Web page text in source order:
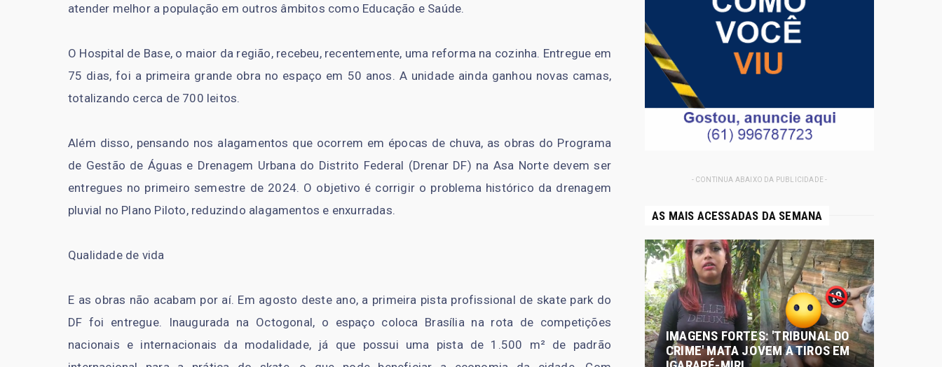
atender melhor a população em outros âmbitos como Educação e Saúde.
O Hospital de Base, o maior da região, recebeu, recentemente, uma reforma na cozinha. Entregue em
75 dias, foi a primeira grande obra no espaço em 50 anos. A unidade ainda ganhou novas camas,
totalizando cerca de 700 leitos.
Além disso, pensando nos alagamentos que ocorrem em épocas de chuva, as obras do Programa
de Gestão de Águas e Drenagem Urbana do Distrito Federal (Drenar DF) na Asa Norte devem ser
entregues no primeiro semestre de 2024. O objetivo é corrigir o problema histórico da drenagem
pluvial no Plano Piloto, reduzindo alagamentos e enxurradas.
Qualidade de vida
E as obras não acabam por aí. Em agosto deste ano, a primeira pista profissional de skate park do
DF foi entregue. Inaugurada na Octogonal, o espaço coloca Brasília na rota de competições
nacionais e internacionais da modalidade, já que possui uma pista de 1.500 m² de padrão
- CONTINUA ABAIXO DA PUBLICIDADE -
AS MAIS ACESSADAS DA SEMANA
IMAGENS FORTES: 'TRIBUNAL DO
CRIME' MATA JOVEM A TIROS EM